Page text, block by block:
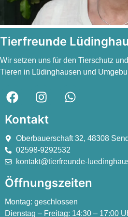
Tierfreunde
Wir setzen uns für den Tierschutz
Tieren in Lüdinghausen und
Kontakt
Oberbauerschaft 32, 48308
02598-9292532
kontakt@tierfreunde-
Öffnungszeiten
Montag: geschlossen
Dienstag – Freitag: 14:30 – 17:00